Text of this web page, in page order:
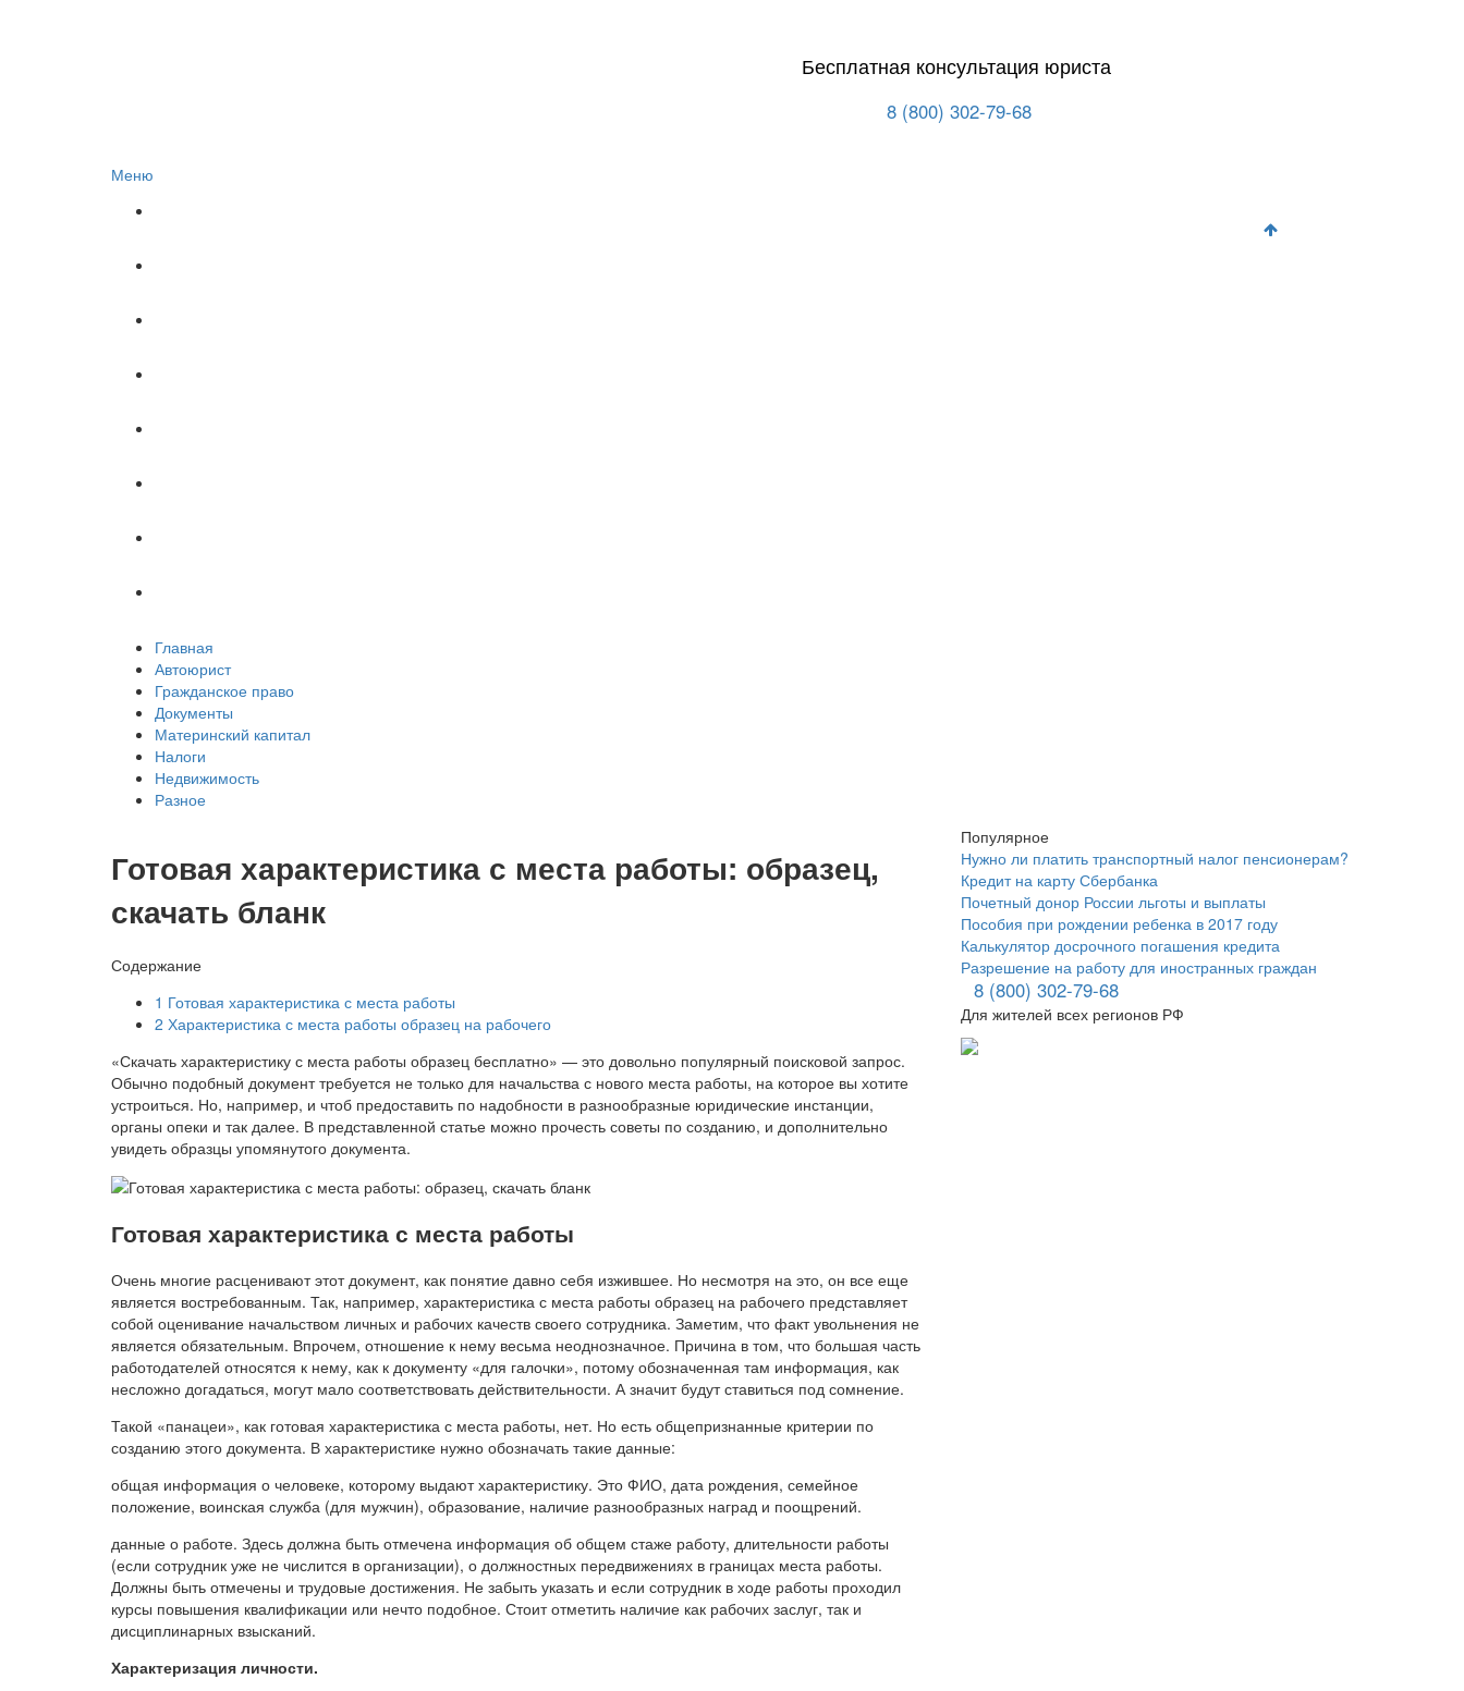
Бесплатная консультация юриста
8 (800) 302-79-68
Меню
Главная
Автоюрист
Гражданское право
Документы
Материнский капитал
Налоги
Недвижимость
Разное
Готовая характеристика с места работы: образец,
скачать бланк
Содержание
1 Готовая характеристика с места работы
2 Характеристика с места работы образец на рабочего
«Скачать характеристику с места работы образец бесплатно» — это довольно популярный поисковой запрос.
Обычно подобный документ требуется не только для начальства с нового места работы, на которое вы хотите
устроиться. Но, например, и чтоб предоставить по надобности в разнообразные юридические инстанции,
органы опеки и так далее. В представленной статье можно прочесть советы по созданию, и дополнительно
увидеть образцы упомянутого документа.
Готовая характеристика с места работы
Очень многие расценивают этот документ, как понятие давно себя изжившее. Но несмотря на это, он все еще
является востребованным. Так, например, характеристика с места работы образец на рабочего представляет
собой оценивание начальством личных и рабочих качеств своего сотрудника. Заметим, что факт увольнения не
является обязательным. Впрочем, отношение к нему весьма неоднозначное. Причина в том, что большая часть
работодателей относятся к нему, как к документу «для галочки», потому обозначенная там информация, как
несложно догадаться, могут мало соответствовать действительности. А значит будут ставиться под сомнение.
Такой «панацеи», как готовая характеристика с места работы, нет. Но есть общепризнанные критерии по
созданию этого документа. В характеристике нужно обозначать такие данные:
общая информация о человеке, которому выдают характеристику. Это ФИО, дата рождения, семейное
положение, воинская служба (для мужчин), образование, наличие разнообразных наград и поощрений.
данные о работе. Здесь должна быть отмечена информация об общем стаже работу, длительности работы
(если сотрудник уже не числится в организации), о должностных передвижениях в границах места работы.
Должны быть отмечены и трудовые достижения. Не забыть указать и если сотрудник в ходе работы проходил
курсы повышения квалификации или нечто подобное. Стоит отметить наличие как рабочих заслуг, так и
дисциплинарных взысканий.
Характеризация личности.
Популярное
Нужно ли платить транспортный налог пенсионерам?
Кредит на карту Сбербанка
Почетный донор России льготы и выплаты
Пособия при рождении ребенка в 2017 году
Калькулятор досрочного погашения кредита
Разрешение на работу для иностранных граждан
8 (800) 302-79-68
Для жителей всех регионов РФ